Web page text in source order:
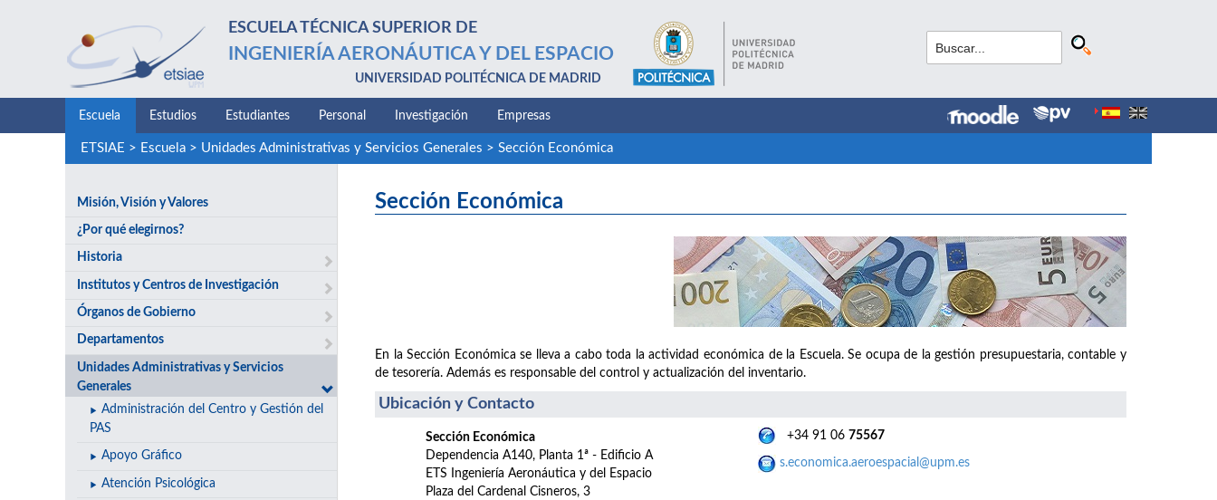
ESCUELA TÉCNICA SUPERIOR DE
INGENIERÍA AERONÁUTICA Y DEL ESPACIO
UNIVERSIDAD POLITÉCNICA DE MADRID
Escuela Estudios Estudiantes Personal Investigación Empresas
ETSIAE > Escuela> Unidades Administrativas y Servicios Generales > Sección Económica
Misión, Visión y Valores
¿Por qué elegirnos?
Historia
Institutos y Centros de Investigación
Órganos de Gobierno
Departamentos
Unidades Administrativas y Servicios
Generales
Administración del Centro y Gestión del
PAS
Apoyo Gráfico
Atención Psicológica
Sección Económica
En la Sección Económica se lleva a cabo toda la actividad económica de la Escuela. Se ocupa de la gestión presupuestaria, contable y
de tesorería. Además es responsable del control y actualización del inventario.
Ubicación y Contacto
Sección Económica
Dependencia A140, Planta 1ª - Edificio A
ETS Ingeniería Aeronáutica y del Espacio
Plaza del Cardenal Cisneros, 3
+34 91 06 75567
s.economica.aeroespacial@upm.es